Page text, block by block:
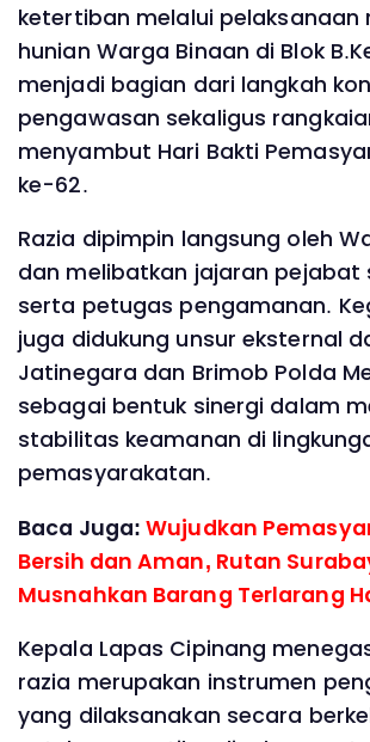
ketertiban melalui pelaksanaan
hunian Warga Binaan di Blok
menjadi bagian dari langkah
pengawasan sekaligus
menyambut Hari Bakti
ke-62.
Razia dipimpin langsung oleh
dan melibatkan jajaran pejabat
serta petugas pengamanan.
juga didukung unsur eksternal
Jatinegara dan Brimob Polda
sebagai bentuk sinergi dalam
stabilitas keamanan di
pemasyarakatan.
Baca Juga:Wujudkan
Bersih dan Aman, Rutan
Musnahkan Barang Terlarang
Kepala Lapas Cipinang
razia merupakan instrumen
yang dilaksanakan secara